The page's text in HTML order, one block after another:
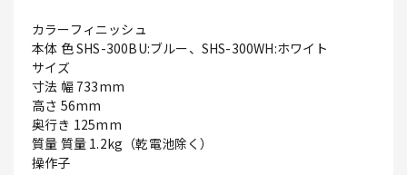
カラーフィニッシュ
本体 色 SHS-300BU:ブルー、SHS-300WH:ホワイト
サイズ
寸法 幅 733mm
高さ 56mm
奥行き 125mm
質量 質量 1.2kg（乾電池除く）
操作子